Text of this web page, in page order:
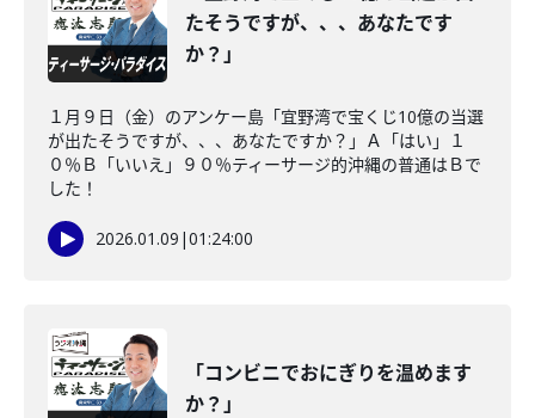
たそうですが、、、あなたです
か？」
１月９日（金）のアンケー島「宜野湾で宝くじ10億の当選
が出たそうですが、、、あなたですか？」Ａ「はい」１
０％Ｂ「いいえ」９０％ティーサージ的沖縄の普通はＢで
した！
2026.01.09 |01:24:00
「コンビニでおにぎりを温めます
か？」